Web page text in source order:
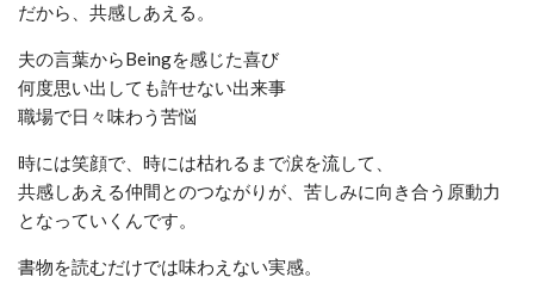
だから、共感しあえる。
夫の言葉からBeingを感じた喜び
何度思い出しても許せない出来事
職場で日々味わう苦悩
時には笑顔で、時には枯れるまで涙を流して、
共感しあえる仲間とのつながりが、苦しみに向き合う原動力
となっていくんです。
書物を読むだけでは味わえない実感。